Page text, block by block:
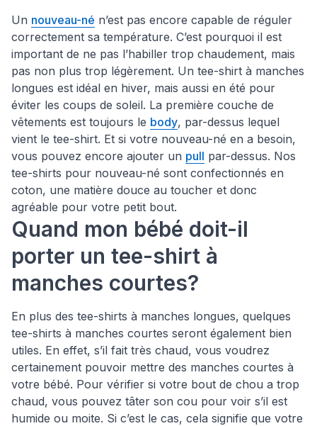
Un nouveau-né n’est pas encore capable de réguler
correctement sa température. C’est pourquoi il est
important de ne pas l’habiller trop chaudement, mais
pas non plus trop légèrement. Un tee-shirt à manches
longues est idéal en hiver, mais aussi en été pour
éviter les coups de soleil. La première couche de
vêtements est toujours le body, par-dessus lequel
vient le tee-shirt. Et si votre nouveau-né en a besoin,
vous pouvez encore ajouter un pull par-dessus. Nos
tee-shirts pour nouveau-né sont confectionnés en
coton, une matière douce au toucher et donc
agréable pour votre petit bout.
Quand mon bébé doit-il
porter un tee-shirt à
manches courtes?
En plus des tee-shirts à manches longues, quelques
tee-shirts à manches courtes seront également bien
utiles. En effet, s’il fait très chaud, vous voudrez
certainement pouvoir mettre des manches courtes à
votre bébé. Pour vérifier si votre bout de chou a trop
chaud, vous pouvez tâter son cou pour voir s’il est
humide ou moite. Si c’est le cas, cela signifie que votre